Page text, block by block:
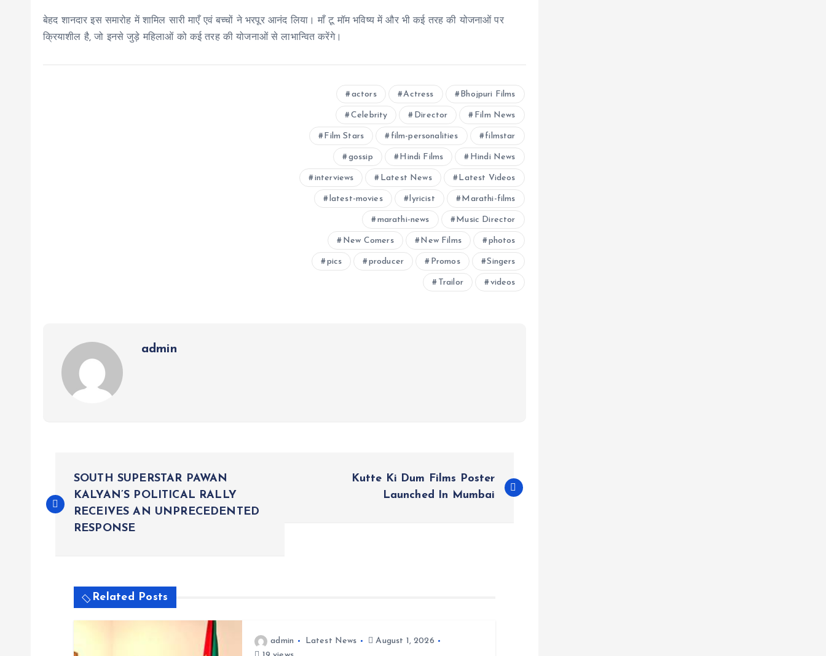
बेहद शानदार इस समारोह में शामिल सारी माएँ एवं बच्चों ने भरपूर आनंद लिया। माँ टू मॉम भविष्य में और भी कई तरह की योजनाओं पर
क्रियाशील है, जो इनसे जुड़े महिलाओं को कई तरह की योजनाओं से लाभान्वित करेंगे।
actors Actress Bhojpuri Films
Celebrity Director Film News
Film Stars film-personalities filmstar
gossip Hindi Films Hindi News
interviews Latest News Latest Videos
latest-movies lyricist Marathi-films
marathi-news Music Director
New Comers New Films photos
pics producer Promos Singers
Trailor videos
admin
o
SOUTH SUPERSTAR PAWAN
KALYAN’S POLITICAL RALLY
RECEIVES AN UNPRECEDENTED
RESPONSE
Kutte Ki Dum Films Poster
Launched In Mumbai
Related Posts
admin Latest News
August 1, 2026